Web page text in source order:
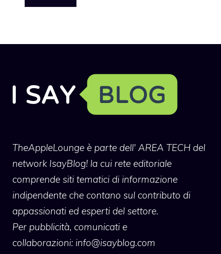
TheAppleLounge è parte dell' AREA TECH del
network IsayBlog! la cui rete editoriale
comprende siti tematici di informazione
indipendente che contano sul contributo di
appassionati ed esperti del settore.
Per pubblicità, comunicati e
collaborazioni: info@isayblog.com